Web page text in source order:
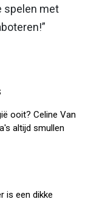
spelen met
ooit? Celine Van
altijd smullen
is een dikke